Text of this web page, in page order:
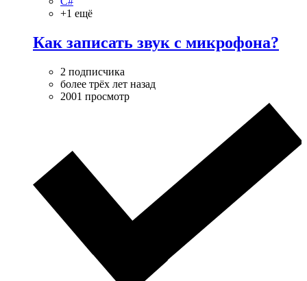
+1 ещё
Как записать звук с микрофона?
2 подписчика
более трёх лет назад
2001 просмотр